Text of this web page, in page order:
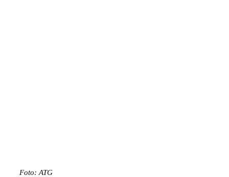
Foto: ATG